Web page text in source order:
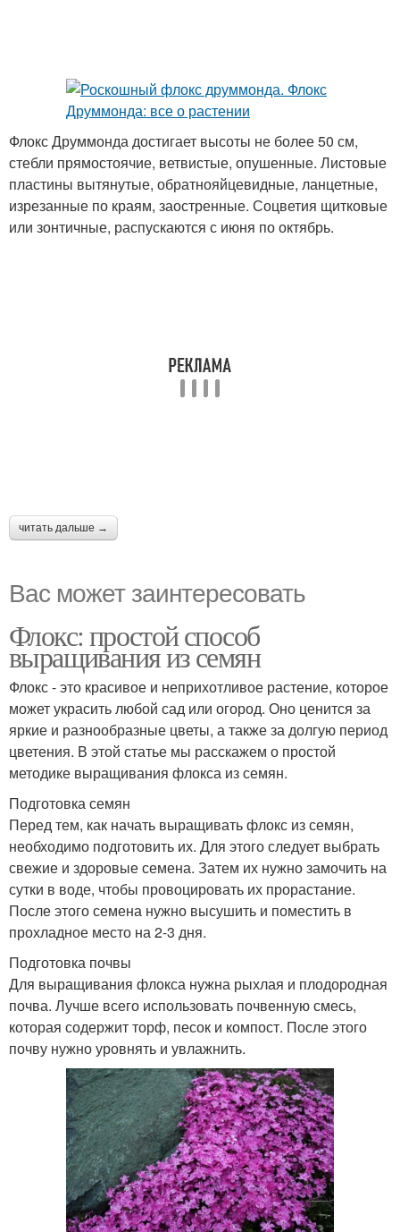
Флокс Друммонда достигает высоты не более 50 см,
стебли прямостоячие, ветвистые, опушенные. Листовые
пластины вытянутые, обратнояйцевидные, ланцетные,
изрезанные по краям, заостренные. Соцветия щитковые
или зонтичные, распускаются с июня по октябрь.
читать дальше →
Вас может заинтересовать
Флокс: простой способ
выращивания из семян
Флокс - это красивое и неприхотливое растение, которое
может украсить любой сад или огород. Оно ценится за
яркие и разнообразные цветы, а также за долгую период
цветения. В этой статье мы расскажем о простой
методике выращивания флокса из семян.
Подготовка семян
Перед тем, как начать выращивать флокс из семян,
необходимо подготовить их. Для этого следует выбрать
свежие и здоровые семена. Затем их нужно замочить на
сутки в воде, чтобы провоцировать их прорастание.
После этого семена нужно высушить и поместить в
прохладное место на 2-3 дня.
Подготовка почвы
Для выращивания флокса нужна рыхлая и плодородная
почва. Лучше всего использовать почвенную смесь,
которая содержит торф, песок и компост. После этого
почву нужно уровнять и увлажнить.